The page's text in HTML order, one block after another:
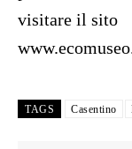
visitare il sito
TAGS Casentino